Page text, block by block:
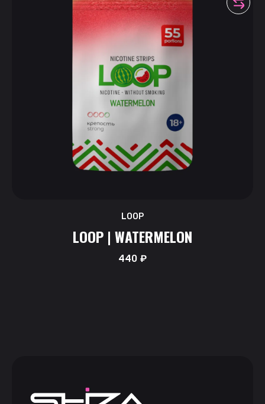
LOOP
LOOP | WATERMELON
440₽